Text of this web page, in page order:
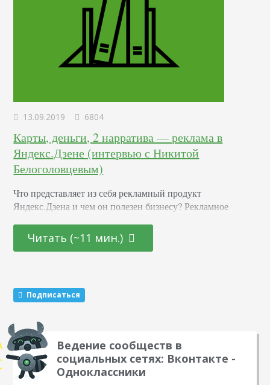
13.09.2019 6804
Карты, деньги, 2 нарратива — реклама в
Яндекс.Дзене (интервью с Никитой
Белоголовцевым)
Что представляет из себя рекламный продукт
Яндекс.Дзена и чем он полезен бизнесу? Рекламное
моделям: покупка гарантированного охвата или оплата
только за вовлеченных пользователей. Охват в Дзене —
рублей. Вовлечение — ориентируется на количество
пользователей, дочитавших пост до…
Читать (~11 мин.)
Подписаться
Ведение сообществ в
социальных сетях: Вконтакте -
Одноклассники